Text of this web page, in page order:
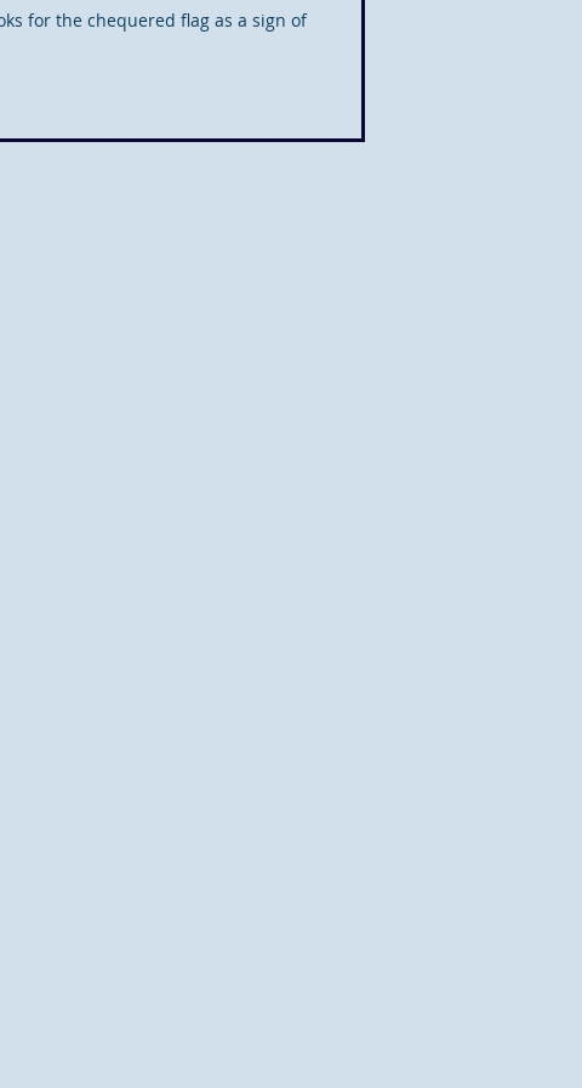
for the chequered flag as a sign of